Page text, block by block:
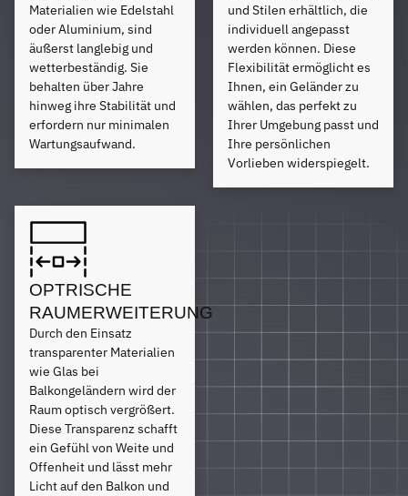
Materialien wie Edelstahl
oder Aluminium, sind
äußerst langlebig und
wetterbeständig. Sie
behalten über Jahre
hinweg ihre Stabilität und
erfordern nur minimalen
Wartungsaufwand.
und Stilen erhältlich, die
individuell angepasst
werden können. Diese
Flexibilität ermöglicht es
Ihnen, ein Geländer zu
wählen, das perfekt zu
Ihrer Umgebung passt und
Ihre persönlichen
Vorlieben widerspiegelt.
OPTRISCHE
RAUMERWEITERUNG
Durch den Einsatz
transparenter Materialien
wie Glas bei
Balkongeländern wird der
Raum optisch vergrößert.
Diese Transparenz schafft
ein Gefühl von Weite und
Offenheit und lässt mehr
Licht auf den Balkon und